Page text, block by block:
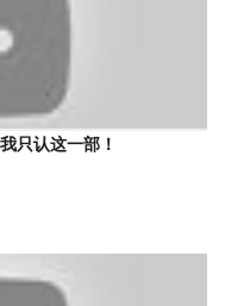
只认这一部！